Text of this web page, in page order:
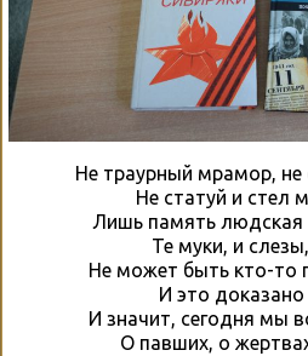
Не траурный мрамор, не
Не статуй и стел
Лишь память людская
Те муки, и
Не может быть кто-то
И это
И значит, сегодня мы
О павших, о